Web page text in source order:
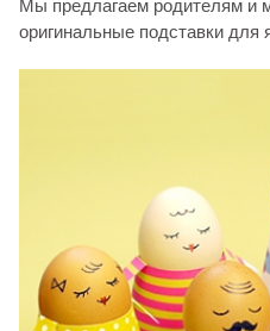
Мы предлагаем родителям и
оригинальные подставки для